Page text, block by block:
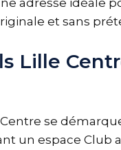
adresse idéale
et sans
Lille
Centre se
un espace Club